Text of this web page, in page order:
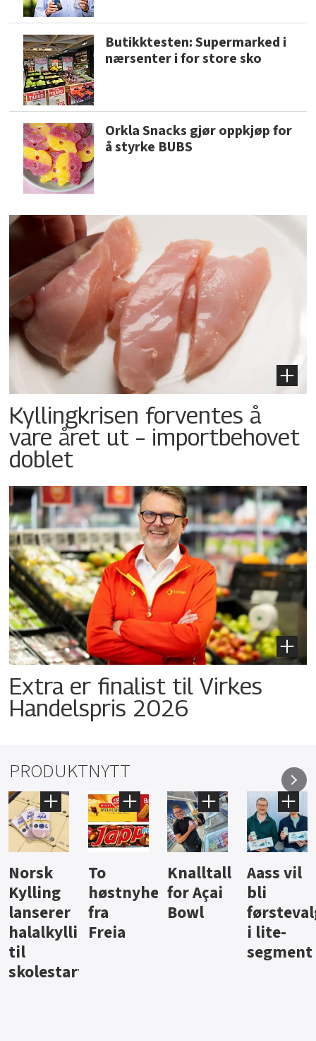
Butikktesten: Supermarked i
nærsenter i for store sko
Orkla Snacks gjør oppkjøp for
å styrke BUBS
Kyllingkrisen forventes å
vare året ut – importbehovet
doblet
Extra er finalist til Virkes
Handelspris 2026
PRODUKTNYTT
Knalltall
for Açai
Bowl
Aass vil
bli
førstevalg
i lite-
Brus og
jus fra
Berentsen
Hard
iste fra
Hansa